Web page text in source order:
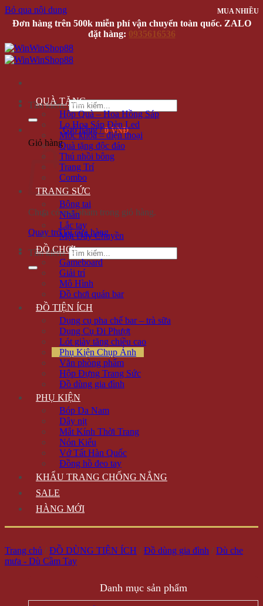
Bỏ qua nội dung
Đơn hàng trên 500k miễn phí vận chuyển toàn quốc. ZALO
đặt hàng: 0935616536
Tìm kiếm:
Giỏ hàng /0 VNĐ
Giỏ hàng
Chưa có sản phẩm trong giỏ hàng.
Quay trở lại cửa hàng
Tìm kiếm:
QUÀ TẶNG
Hộp Quà – Hoa Hồng Sáp
Lọ Hoa Sáp Đèn Led
Móc khóa – điện thoại
Quà tặng độc đáo
Thú nhồi bông
Trang Trí
Combo
TRANG SỨC
Bông tai
Nhẫn
Lắc tay
Mặt Dây Chuyền
ĐỒ CHƠI
Gameboard
Giải trí
Mô Hình
Đồ chơi quán bar
ĐỒ TIỆN ÍCH
Dụng cụ pha chế bar – trà sữa
Dụng Cụ Đi Phượt
Lót giày tăng chiều cao
Phụ Kiện Chụp Ảnh
Văn phòng phẩm
Hộp Đựng Trang Sức
Đồ dùng gia đình
PHỤ KIỆN
Bóp Da Nam
Dây nịt
Mắt Kính Thời Trang
Nón Kiểu
Vớ Tất Hàn Quốc
Đồng hồ đeo tay
KHẨU TRANG CHỐNG NẮNG
SALE
HÀNG MỚI
Trang chủ / ĐỒ DÙNG TIỆN ÍCH / Đồ dùng gia đình / Dù che
mưa - Dù Cầm Tay
Danh mục sản phẩm
MUA NHIỀU